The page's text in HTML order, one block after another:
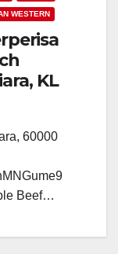
WESTERN
KL
60000
Beef…